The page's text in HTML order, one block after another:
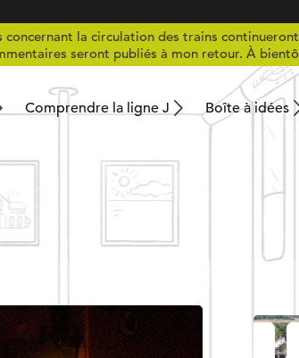
la circulation des trains
seront publiés à mon retour. À
Comprendre la ligne J Boîte à idées